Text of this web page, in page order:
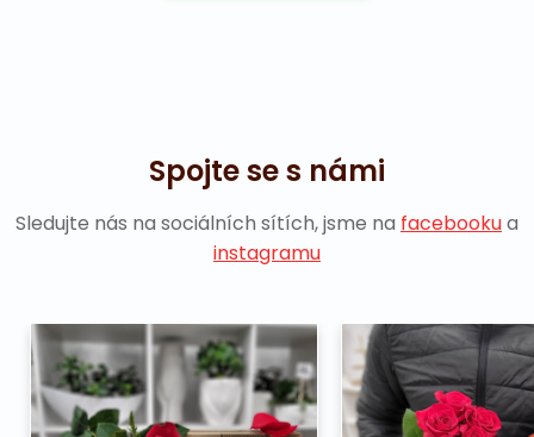
Spojte se s námi
Sledujte nás na sociálních sítích, jsme na facebookua
instagramu